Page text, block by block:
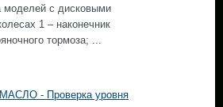
моделей с дисковыми
1 – наконечник
тормоза; ...
- Проверка уровня